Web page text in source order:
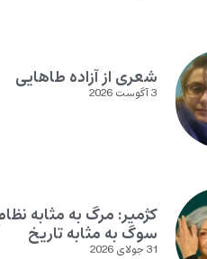
شعری از آزاده طاهایی
3 آگوست 2026
کژمیر: مرگ به مثابه
سوگ به مثابه تاریخ
31 جولای 2026